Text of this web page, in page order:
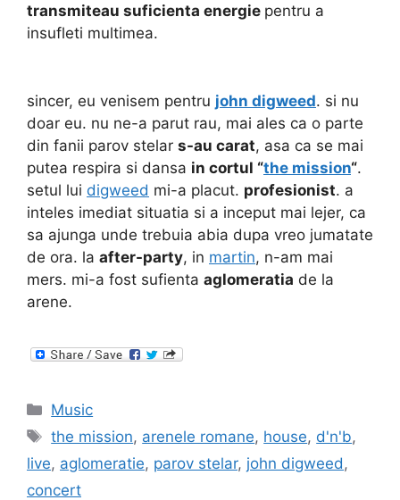
transmiteau suficienta energie pentru a
insufleti multimea.
sincer, eu venisem pentru john digweed. si nu
doar eu. nu ne-a parut rau, mai ales ca o parte
din fanii parov stelar s-au carat, asa ca se mai
putea respira si dansa in cortul “the mission“.
setul lui digweed mi-a placut. profesionist. a
inteles imediat situatia si a inceput mai lejer, ca
sa ajunga unde trebuia abia dupa vreo jumatate
de ora. la after-party, in martin, n-am mai
mers. mi-a fost sufienta aglomeratia de la
arene.
Categories
Music
Tags
the mission, arenele romane, house, d'n'b,
live, aglomeratie, parov stelar, john digweed ,
concert